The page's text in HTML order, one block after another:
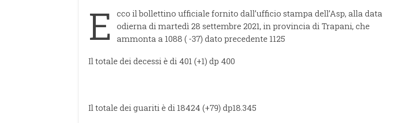
E
cco il bollettino ufficiale fornito dall’ufficio stampa dell’Asp, alla data
odierna di martedì 28 settembre 2021, in provincia di Trapani, che
ammonta a 1088 ( -37) dato precedente 1125
Il totale dei decessi è di 401 (+1) dp 400
Il totale dei guariti è di 18424 (+79) dp18.345